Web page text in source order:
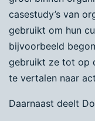
casestudy’s van
gebruikt om hun
bijvoorbeeld
gebruikt ze tot op
te vertalen naar
Daarnaast deelt